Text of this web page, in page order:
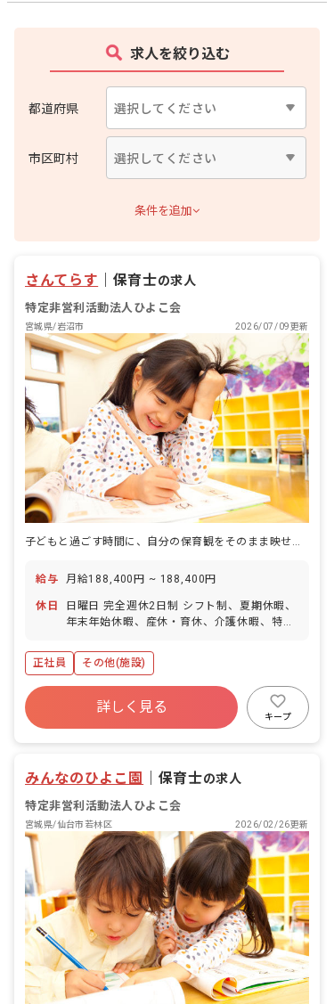
求人を絞り込む
都道府県
市区町村
条件を追加
さんてらす 保育士の求人
特定非営利活動法人ひよこ会
宮城県/岩沼市 2026/07/09更新
子どもと過ごす時間に、自分の保育観をそのまま映せる場所がある。
給与 月給188,400円 ~ 188,400円
休日
日曜日 完全週休2日制 シフト制、夏期休暇、
年末年始休暇、産休・育休、介護休暇、特別
給休暇日数 10日）
正社員 その他(施設)
詳しく見る
キープ
みんなのひよこ園 保育士の求人
特定非営利活動法人ひよこ会
宮城県/仙台市若林区 2026/02/26更新